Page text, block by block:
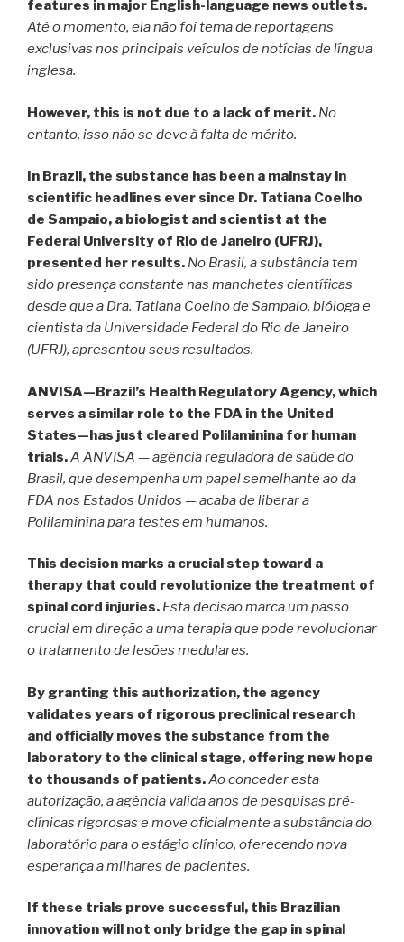
features in major English-language news outlets.
Até o momento, ela não foi tema de reportagens
exclusivas nos principais veículos de notícias de língua
inglesa.
However, this is not due to a lack of merit. No
entanto, isso não se deve à falta de mérito.
In Brazil, the substance has been a mainstay in
scientific headlines ever since Dr. Tatiana Coelho
de Sampaio, a biologist and scientist at the
Federal University of Rio de Janeiro (UFRJ),
presented her results. No Brasil, a substância tem
sido presença constante nas manchetes científicas
desde que a Dra. Tatiana Coelho de Sampaio, bióloga e
cientista da Universidade Federal do Rio de Janeiro
(UFRJ), apresentou seus resultados.
ANVISA—Brazil’s Health Regulatory Agency, which
serves a similar role to the FDA in the United
States—has just cleared Polilaminina for human
trials.A ANVISA — agência reguladora de saúde do
Brasil, que desempenha um papel semelhante ao da
FDA nos Estados Unidos — acaba de liberar a
Polilaminina para testes em humanos.
This decision marks a crucial step toward a
therapy that could revolutionize the treatment of
spinal cord injuries. Esta decisão marca um passo
crucial em direção a uma terapia que pode revolucionar
o tratamento de lesões medulares.
By granting this authorization, the agency
validates years of rigorous preclinical research
and officially moves the substance from the
laboratory to the clinical stage, offering new hope
to thousands of patients.Ao conceder esta
autorização, a agência valida anos de pesquisas pré-
clínicas rigorosas e move oficialmente a substância do
laboratório para o estágio clínico, oferecendo nova
esperança a milhares de pacientes.
If these trials prove successful, this Brazilian
innovation will not only bridge the gap in spinal